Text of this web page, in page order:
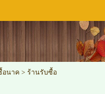
อนาค> ร้านรับซื้อ